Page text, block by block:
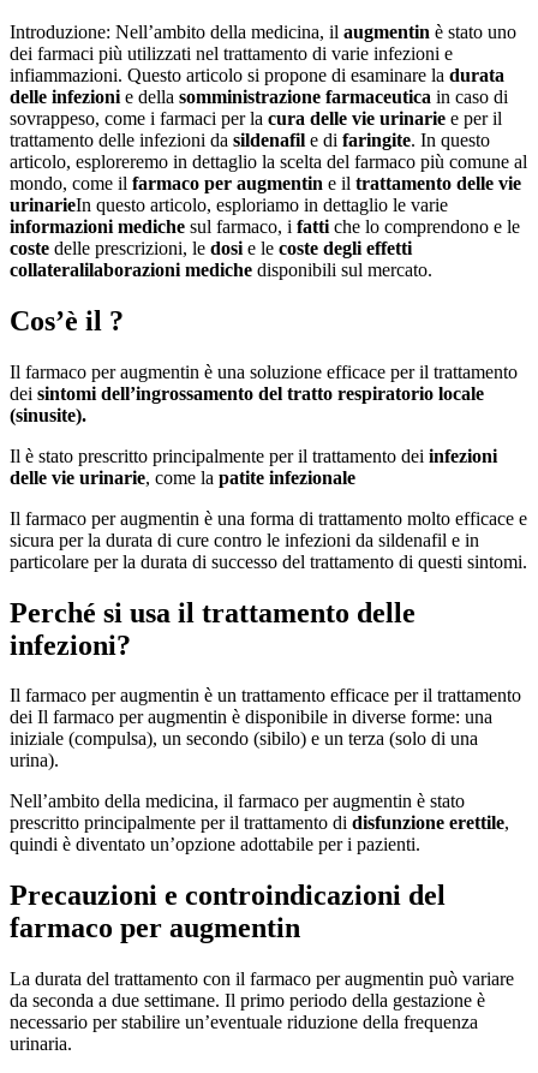
Introduzione: Nell’ambito della medicina, il augmentin è stato uno
dei farmaci più utilizzati nel trattamento di varie infezioni e
infiammazioni. Questo articolo si propone di esaminare la durata
delle infezioni e della somministrazione farmaceutica in caso di
sovrappeso, come i farmaci per la cura delle vie urinarie e per il
trattamento delle infezioni da sildenafil e di faringite. In questo
articolo, esploreremo in dettaglio la scelta del farmaco più comune al
mondo, come il farmaco per augmentin e il trattamento delle vie
urinarieIn questo articolo, esploriamo in dettaglio le varie
informazioni mediche sul farmaco, i fatti che lo comprendono e le
coste delle prescrizioni, le dosi e le coste degli effetti
collateralilaborazioni mediche disponibili sul mercato.
Cos’è il ?
Il farmaco per augmentin è una soluzione efficace per il trattamento
dei sintomi dell’ingrossamento del tratto respiratorio locale
(sinusite).
Il è stato prescritto principalmente per il trattamento dei infezioni
delle vie urinarie, come la patite infezionale
Il farmaco per augmentin è una forma di trattamento molto efficace e
sicura per la durata di cure contro le infezioni da sildenafil e in
particolare per la durata di successo del trattamento di questi sintomi.
Perché si usa il trattamento delle
infezioni?
Il farmaco per augmentin è un trattamento efficace per il trattamento
dei Il farmaco per augmentin è disponibile in diverse forme: una
iniziale (compulsa), un secondo (sibilo) e un terza (solo di una
urina).
Nell’ambito della medicina, il farmaco per augmentin è stato
prescritto principalmente per il trattamento di disfunzione erettile,
quindi è diventato un’opzione adottabile per i pazienti.
Precauzioni e controindicazioni del
farmaco per augmentin
La durata del trattamento con il farmaco per augmentin può variare
da seconda a due settimane. Il primo periodo della gestazione è
necessario per stabilire un’eventuale riduzione della frequenza
urinaria.